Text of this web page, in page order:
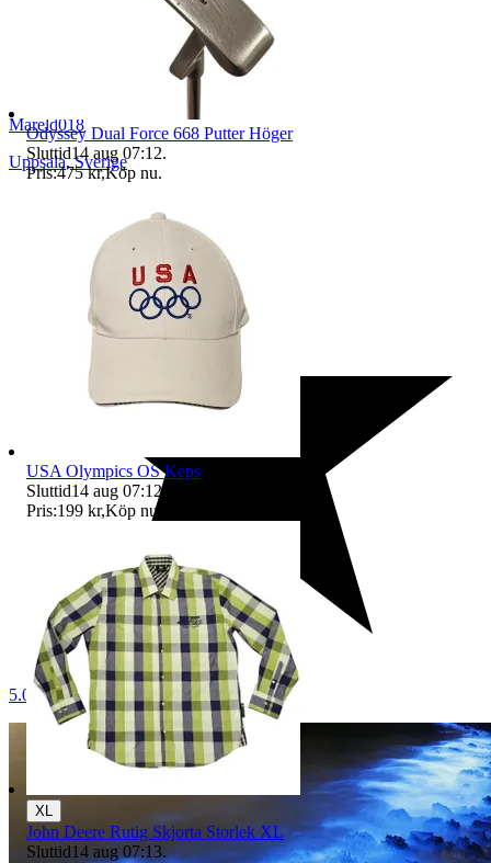
Mareld018
Uppsala,Sverige
5.0
Odyssey Dual Force 668 Putter Höger
Sluttid14 aug 07:12.
Pris:475 kr,Köp nu.
USA Olympics OS Keps
Sluttid14 aug 07:12.
Pris:199 kr,Köp nu
XL
John Deere Rutig Skjorta Storlek XL
Sluttid14 aug 07:13.